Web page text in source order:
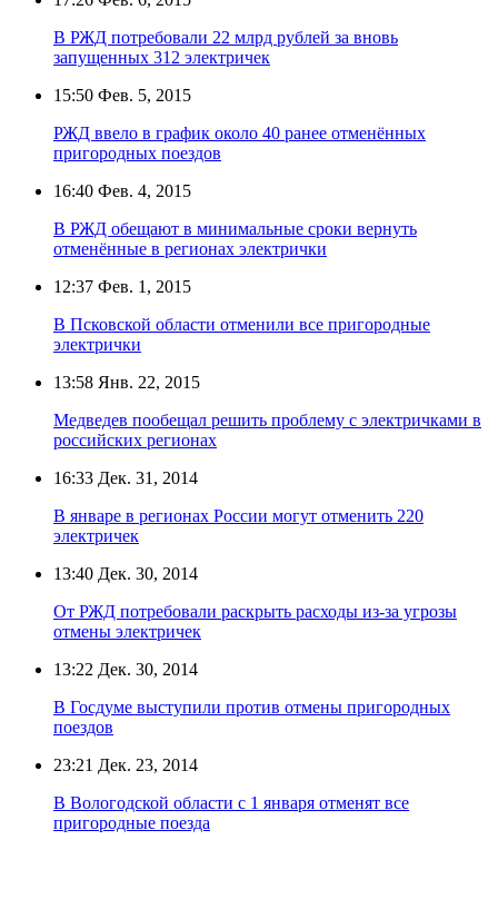
В РЖД потребовали 22 млрд рублей за вновь
запущенных 312 электричек
15:50 Фев. 5, 2015
РЖД ввело в график около 40 ранее отменённых
пригородных поездов
16:40 Фев. 4, 2015
В РЖД обещают в минимальные сроки вернуть
отменённые в регионах электрички
12:37 Фев. 1, 2015
В Псковской области отменили все пригородные
электрички
13:58 Янв. 22, 2015
Медведев пообещал решить проблему с электричками в
российских регионах
16:33 Дек. 31, 2014
В январе в регионах России могут отменить 220
электричек
13:40 Дек. 30, 2014
От РЖД потребовали раскрыть расходы из-за угрозы
отмены электричек
13:22 Дек. 30, 2014
В Госдуме выступили против отмены пригородных
поездов
23:21 Дек. 23, 2014
В Вологодской области с 1 января отменят все
пригородные поезда